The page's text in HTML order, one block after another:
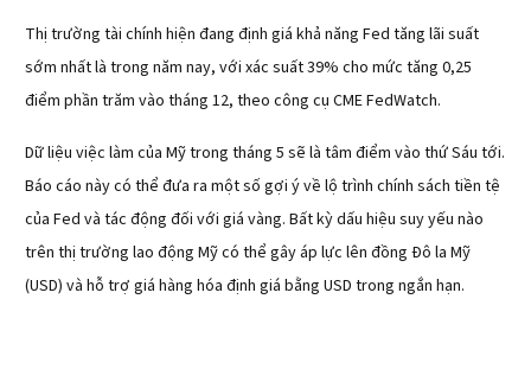
Thị trường tài chính hiện đang định giá khả năng Fed tăng lãi suất
sớm nhất là trong năm nay, với xác suất 39% cho mức tăng 0,25
điểm phần trăm vào tháng 12, theo công cụ CME FedWatch.
Dữ liệu việc làm của Mỹ trong tháng 5 sẽ là tâm điểm vào thứ Sáu tới.
Báo cáo này có thể đưa ra một số gợi ý về lộ trình chính sách tiền tệ
của Fed và tác động đối với giá vàng. Bất kỳ dấu hiệu suy yếu nào
trên thị trường lao động Mỹ có thể gây áp lực lên đồng Đô la Mỹ
(USD) và hỗ trợ giá hàng hóa định giá bằng USD trong ngắn hạn.